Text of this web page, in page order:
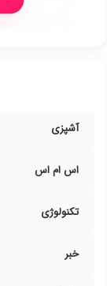
آشپزی
اس ام اس
تکنولوژی
خبر